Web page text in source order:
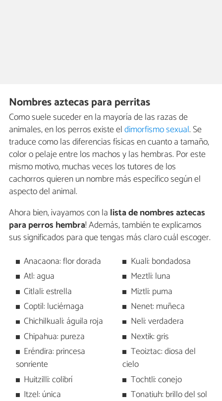
Nombres aztecas para perritas
Como suele suceder en la mayoría de las razas de
animales, en los perros existe eldimorfismo sexual. Se
traduce como las diferencias físicas en cuanto a tamaño,
color o pelaje entre los machos y las hembras. Por este
mismo motivo, muchas veces los tutores de los
cachorros quieren un nombre más específico según el
aspecto del animal.
Ahora bien, ¡vayamos con la lista de nombres aztecas
para perros hembra! Además, también te explicamos
sus significados para que tengas más claro cuál escoger.
Anacaona: flor dorada
Atl: agua
Citlali: estrella
Coptil: luciérnaga
Chichilkuali: águila roja
Chipahua: pureza
Eréndira: princesa
sonriente
Huitzilli: colibrí
Itzel: única
Kuali: bondadosa
Meztli: luna
Miztli: puma
Nenet: muñeca
Neli: verdadera
Nextik: gris
Teoiztac: diosa del
cielo
Tochtli: conejo
Tonatiuh: brillo del sol